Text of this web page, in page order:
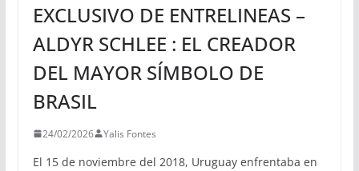
EXCLUSIVO DE ENTRELINEAS –
ALDYR SCHLEE : EL CREADOR
DEL MAYOR SÍMBOLO DE
BRASIL
24/02/2026 Yalis Fontes
El 15 de noviembre del 2018, Uruguay enfrentaba en